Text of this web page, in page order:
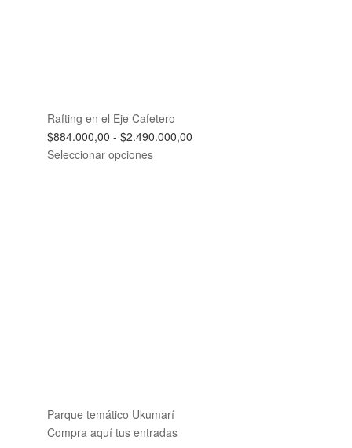
Rafting en el Eje Cafetero
$884.000,00 - $2.490.000,00Rango
Seleccionar opciones
Parque temático Ukumarí
Compra aquí tus entradas